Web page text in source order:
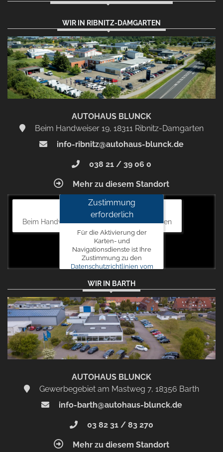
WIR IN RIBNITZ-DAMGARTEN
AUTOHAUS BLUNCK
Beim Handweiser 19, 18311 Ribnitz-Damgarten
info-ribnitz@autohaus-blunck.de
038 21 / 39 06 0
Mehr zu diesem Standort
Autohaus Blunck
Beim Handweiser 19, 18311 Ribnitz-Damgarten
Zustimmung
erforderlich
Für die Aktivierung der
Karten- und
Navigationsdienste ist Ihre
Zustimmung zu den
Datenschutzrichtlinien vom
erforderlich.
Zustimmen
und
aktivieren
WIR IN BARTH
AUTOHAUS BLUNCK
Gewerbegebiet am Mastweg 7, 18356 Barth
info-barth@autohaus-blunck.de
03 82 31 / 83 270
Mehr zu diesem Standort